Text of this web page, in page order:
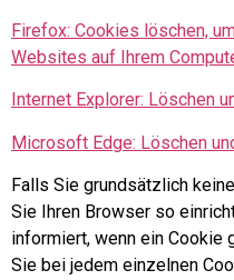
Firefox: Cookies löschen,
Websites auf Ihrem
Internet Explorer: Löschen
Microsoft Edge: Löschen
Falls Sie grundsätzlich
Sie Ihren Browser so
informiert, wenn ein Cookie
Sie bei jedem einzelnen